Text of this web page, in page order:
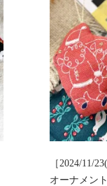
［2024/11/
オーナメン